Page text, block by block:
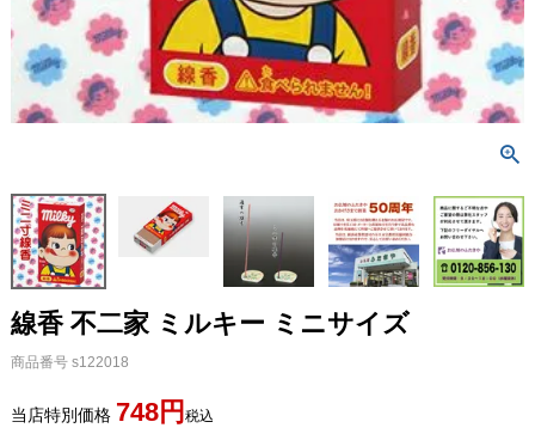
線香 不二家 ミルキー ミニサイズ
商品番号 s122018
当店特別価格 748 税込